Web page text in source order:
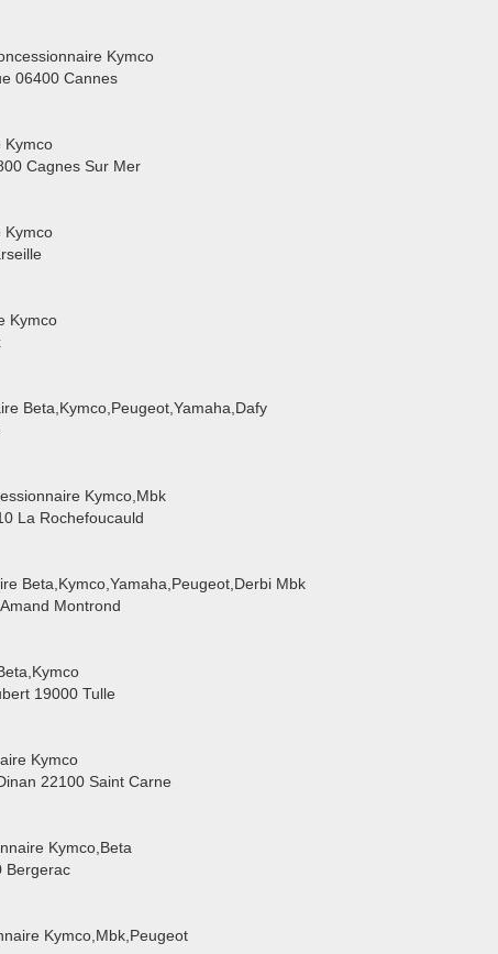
Kymco
06400 Cannes
Kymco
Cagnes Sur Mer
Kymco
Kymco
Beta,Kymco,Peugeot,Yamaha,Dafy
Kymco,Mbk
La Rochefoucauld
Beta,Kymco,Yamaha,Peugeot,Derbi Mbk
Montrond
19000 Tulle
Kymco
22100 Saint Carne
Kymco,Beta
Bergerac
Kymco,Mbk,Peugeot